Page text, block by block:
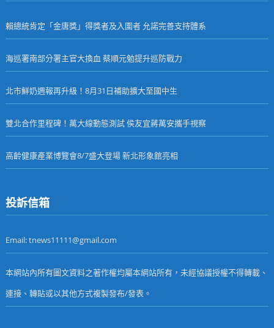
賴總統肯定「金唐獎」得獎者及入圍者 允諾完善支持體系
海巡署南部分署主官大換血 蔡順元勉提升巡防戰力
北市鮮奶週報再升級！8月31日補助擴大至國中生
雙北合作里程碑！萬大線動態測試 侯友宜蔣萬安攜手視察
高齡健康產業博覽會8/7盛大登場 新北形象館亮相
投訴信箱
Email: tnews11111@gmail.com
本網站內所有圖文資料之著作權均屬本網站所有，未經協議授權不得轉載、
連接、轉貼或以其他方式複製發布/發表。